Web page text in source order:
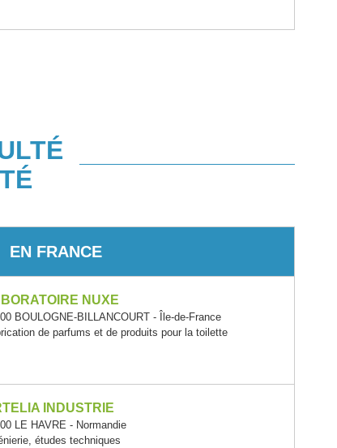
EN FRANCE
NUXE
BOULOGNE-BILLANCOURT - Île-de-France
de parfums et de produits pour la toilette
INDUSTRIE
LE HAVRE - Normandie
études techniques